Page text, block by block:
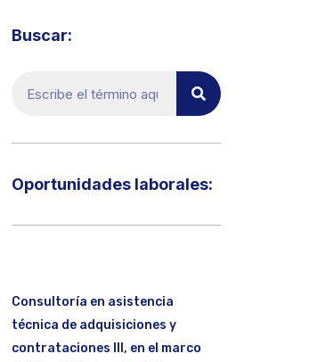
Buscar:
Oportunidades laborales:​
Consultoría en asistencia
técnica de adquisiciones y
contrataciones III, en el marco